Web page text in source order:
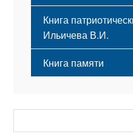
Книга
Ильичева В.И.
Книга памяти